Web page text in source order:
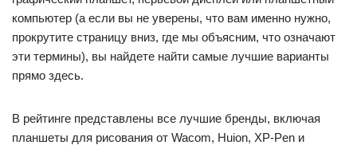
компьютер (а если вы не уверены, что вам именно нужно,
прокрутите страницу вниз, где мы объясним, что означают
эти термины), вы найдете найти самые лучшие варианты
прямо здесь.
В рейтинге представлены все лучшие бренды, включая
планшеты для рисования от Wacom, Huion, XP-Pen и